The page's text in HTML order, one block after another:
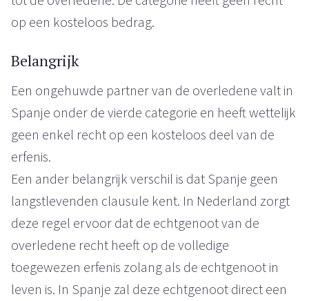
op een kosteloos bedrag.
Belangrijk
Een ongehuwde partner van de overledene valt in
Spanje onder de vierde categorie en heeft wettelijk
geen enkel recht op een kosteloos deel van de
erfenis.
Een ander belangrijk verschil is dat Spanje geen
langstlevenden clausule kent. In Nederland zorgt
deze regel ervoor dat de echtgenoot van de
overledene recht heeft op de volledige
toegewezen erfenis zolang als de echtgenoot in
leven is. In Spanje zal deze echtgenoot direct een